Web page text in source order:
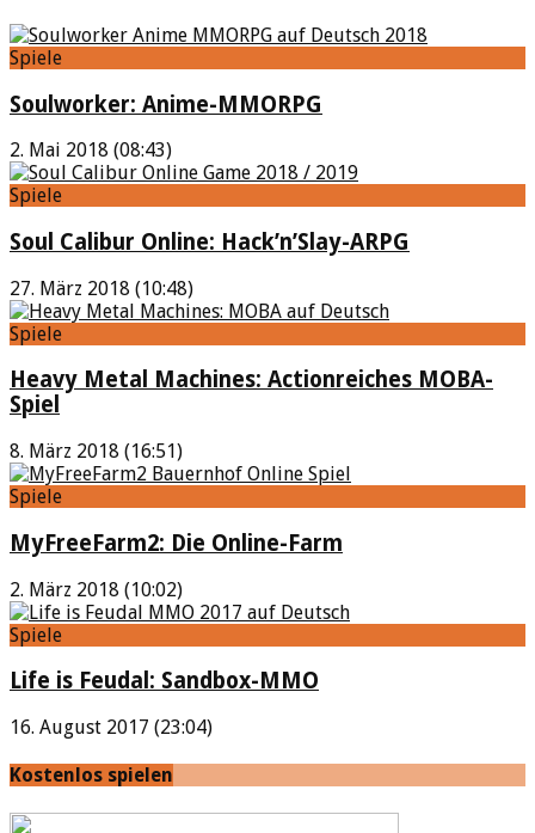
Spiele
Soulworker: Anime-MMORPG
2. Mai 2018 (08:43)
Spiele
Soul Calibur Online: Hack’n’Slay-ARPG
27. März 2018 (10:48)
Spiele
Heavy Metal Machines: Actionreiches MOBA-
Spiel
8. März 2018 (16:51)
Spiele
MyFreeFarm2: Die Online-Farm
2. März 2018 (10:02)
Spiele
Life is Feudal: Sandbox-MMO
16. August 2017 (23:04)
Kostenlos spielen